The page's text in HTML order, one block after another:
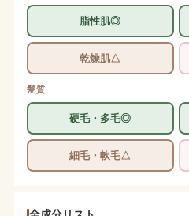
脂性肌◎
乾燥肌△
髪質
硬毛・多毛◎
細毛・軟毛△